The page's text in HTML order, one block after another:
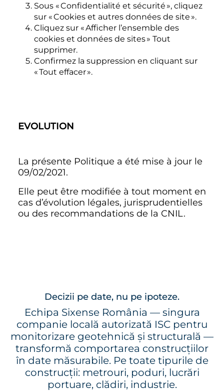
Sous « Confidentialité et sécurité », cliquez
sur « Cookies et autres données de site ».
Cliquez sur « Afficher l’ensemble des
cookies et données de sites » Tout
supprimer.
Confirmez la suppression en cliquant sur
« Tout effacer ».
EVOLUTION
La présente Politique a été mise à jour le
09/02/2021.
Elle peut être modifiée à tout moment en
cas d’évolution légales, jurisprudentielles
ou des recommandations de la CNIL.
Decizii pe date, nu pe ipoteze.
Echipa Sixense România — singura
companie locală autorizată ISC pentru
monitorizare geotehnică și structurală —
transformă comportarea construcțiilor
în date măsurabile. Pe toate tipurile de
construcții: metrouri, poduri, lucrări
portuare, clădiri, industrie.